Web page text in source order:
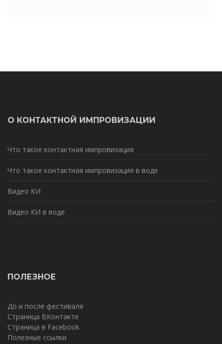
О КОНТАКТНОЙ ИМПРОВИЗАЦИИ
Что такое контактная импровизация
Что такое контактная импровизация в воде
Видео КИ
Видео КИ в воде
ПОЛЕЗНОЕ
До и после фестиваля
Страница ВКонтакте
Страница в Facebook
Полезные ссылки